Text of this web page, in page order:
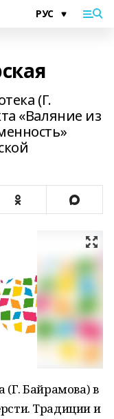
(Г.
«Валяние из
(Г. Байрамова) в
Традиции и